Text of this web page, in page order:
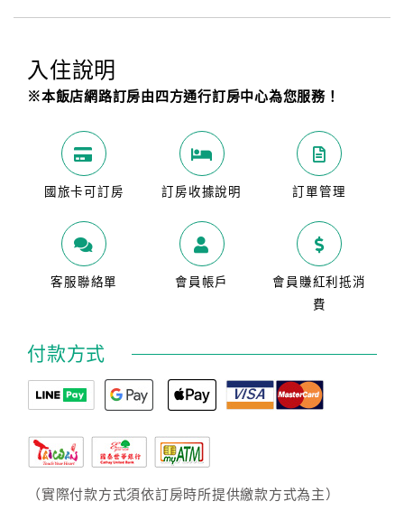
入住說明
※本飯店網路訂房由四方通行訂房中心為您服務！
國旅卡可訂房 訂房收據說明 訂單管理
客服聯絡單 會員帳戶
會員賺紅利抵消
費
付款方式
（實際付款方式須依訂房時所提供繳款方式為主）